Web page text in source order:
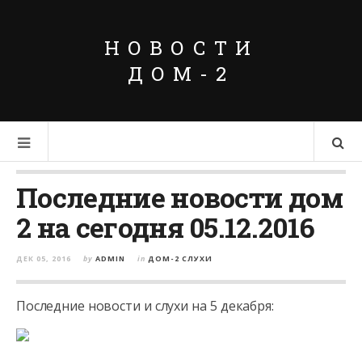
НОВОСТИ
ДОМ-2
Последние новости дом
2 на сегодня 05.12.2016
ДЕК 05, 2016 by ADMIN in ДОМ-2 СЛУХИ
Последние новости и слухи на 5 декабря: